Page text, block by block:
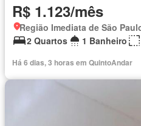
R$ 1.123/mês
2 Quartos
1 Banheiro
Há 6 dias, 3 horas em QuintoAndar